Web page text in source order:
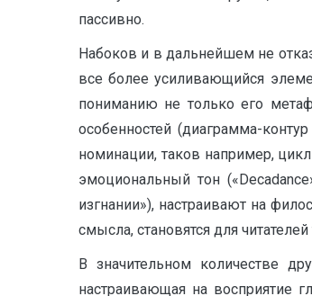
пассивно.
Набоков и в дальнейшем не
все более усиливающийся
пониманию не только его
особенностей (диаграмма-
номинации, таков например,
эмоциональный тон
изгнании»), настраивают на
смысла, становятся для
В значительном количестве
настраивающая на восприятие